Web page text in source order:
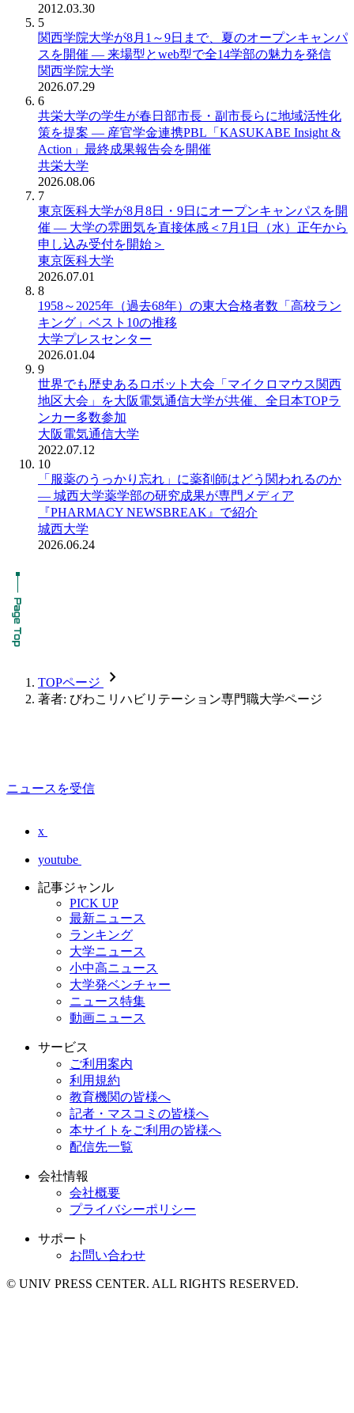
2012.03.30
5
関西学院大学が8月1～9日まで、夏のオープンキャンパ
スを開催 ― 来場型とweb型で全14学部の魅力を発信
関西学院大学
2026.07.29
6
共栄大学の学生が春日部市長・副市長らに地域活性化
策を提案 ― 産官学金連携PBL「KASUKABE Insight &
Action」最終成果報告会を開催
共栄大学
2026.08.06
7
東京医科大学が8月8日・9日にオープンキャンパスを開
催 ― 大学の雰囲気を直接体感＜7月1日（水）正午から
申し込み受付を開始＞
東京医科大学
2026.07.01
8
1958～2025年（過去68年）の東大合格者数「高校ラン
キング」ベスト10の推移
大学プレスセンター
2026.01.04
9
世界でも歴史あるロボット大会「マイクロマウス関西
地区大会」を大阪電気通信大学が共催、全日本TOPラ
ンカー多数参加
大阪電気通信大学
2022.07.12
10
「服薬のうっかり忘れ」に薬剤師はどう関われるのか
― 城西大学薬学部の研究成果が専門メディア
『PHARMACY NEWSBREAK』で紹介
城西大学
2026.06.24
TOPページ chevron_forward
著者: びわこリハビリテーション専門職大学ページ
ニュースを受信
x
youtube
記事ジャンル
PICK UP
最新ニュース
ランキング
大学ニュース
小中高ニュース
大学発ベンチャー
ニュース特集
動画ニュース
サービス
ご利用案内
利用規約
教育機関の皆様へ
記者・マスコミの皆様へ
本サイトをご利用の皆様へ
配信先一覧
会社情報
会社概要
プライバシーポリシー
サポート
お問い合わせ
© UNIV PRESS CENTER. ALL RIGHTS RESERVED.